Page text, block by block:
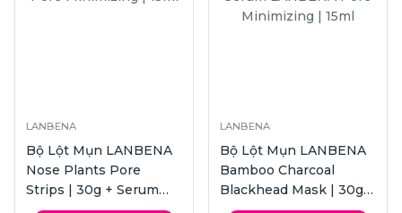
LANBENA
Bộ Lột Mụn LANBENA
Nose Plants Pore
Strips | 30g + Serum
LANBENA Pore
LANBENA
Bộ Lột Mụn LANBENA
Bamboo Charcoal
Blackhead Mask | 30g +
Serum LANBENA Pore